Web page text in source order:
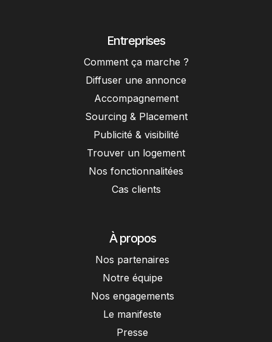
Entreprises
Comment ça marche ?
Diffuser une annonce
Accompagnement
Sourcing & Placement
Publicité & visibilité
Trouver un logement
Nos fonctionnalitées
Cas clients
À propos
Nos partenaires
Notre équipe
Nos engagements
Le manifeste
Presse